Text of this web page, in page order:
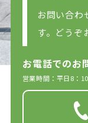
お問い合わ
す。どうぞ
お電話でのお
営業時間：平日8：